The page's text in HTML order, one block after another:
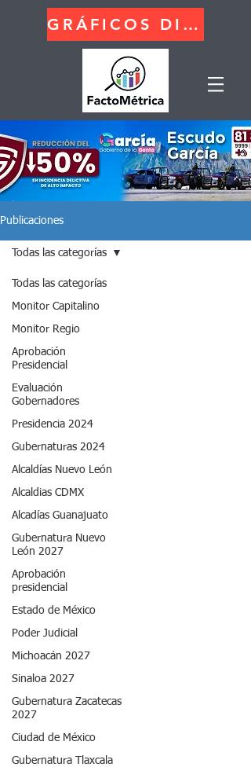
GRÁFICOS DINÁMICOS
Publicaciones
Todas las categorías
Monitor Capitalino
Monitor Regio
Aprobación
Presidencial
Evaluación
Gobernadores
Presidencia 2024
Gubernaturas 2024
Alcaldías Nuevo León
Alcaldias CDMX
Alcadías Guanajuato
Gubernatura Nuevo
León 2027
Aprobación
presidencial
Estado de México
Poder Judicial
Michoacán 2027
Sinaloa 2027
Gubernatura Zacatecas
2027
Ciudad de México
Gubernatura Tlaxcala
Todas las categorías